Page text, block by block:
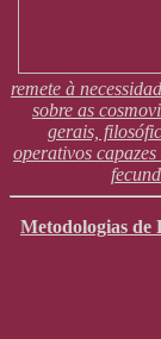
remete à
sobre as
gerais,
operativos
Metodologias de